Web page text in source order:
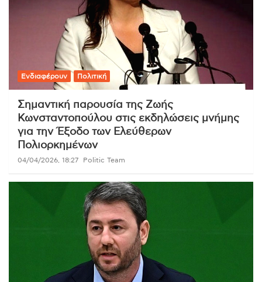
Ενδιαφέρουν Πολιτική
Σημαντική παρουσία της Ζωής
Κωνσταντοπούλου στις εκδηλώσεις μνήμης
για την Έξοδο των Ελεύθερων
Πολιορκημένων
04/04/2026, 18:27 Politic Team